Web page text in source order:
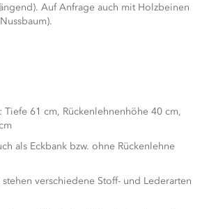
Auf Anfrage auch mit Holzbeinen
Tiefe 61 cm, Rückenlehnenhöhe 40 cm,
als Eckbank bzw. ohne Rückenlehne
stehen verschiedene Stoff- und Lederarten